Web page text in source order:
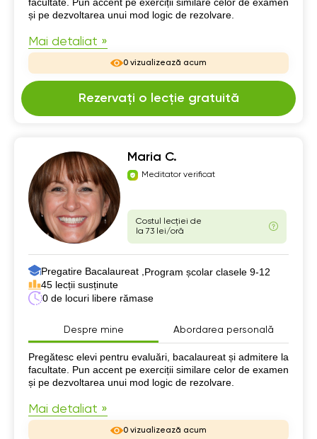
și pe dezvoltarea unui mod logic de rezolvare.
Mai detaliat »
0 vizualizează acum
Rezervați o lecție gratuită
Maria C.
Meditator verificat
Costul lecției de
la 73 lei/oră
Pregatire Bacalaureat , Program școlar clasele 9-12
45 lecții susținute
0 de locuri libere rămase
Despre mine Abordarea personală
Despre mine
Pregătesc elevi pentru evaluări, bacalaureat și admitere la
facultate. Pun accent pe exerciții similare celor de examen
și pe dezvoltarea unui mod logic de rezolvare.
Mai detaliat »
0 vizualizează acum